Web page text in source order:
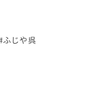
じや呉